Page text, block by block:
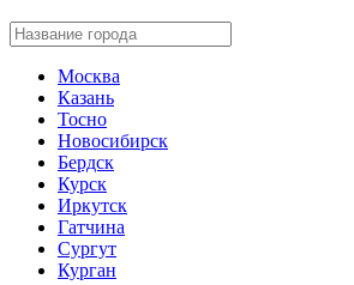
Москва
Казань
Тосно
Новосибирск
Бердск
Курск
Иркутск
Гатчина
Сургут
Курган